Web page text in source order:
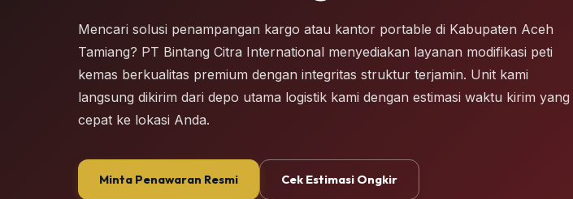
Mencari solusi penampangan kargo atau kantor portable di Kabupaten Aceh
Tamiang? PT Bintang Citra International menyediakan layanan modifikasi peti
kemas berkualitas premium dengan integritas struktur terjamin. Unit kami
langsung dikirim dari depo utama logistik kami dengan estimasi waktu kirim yang
cepat ke lokasi Anda.
Minta Penawaran Resmi Cek Estimasi Ongkir